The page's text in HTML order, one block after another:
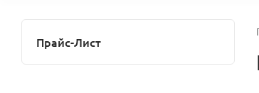
Прайс-Лист